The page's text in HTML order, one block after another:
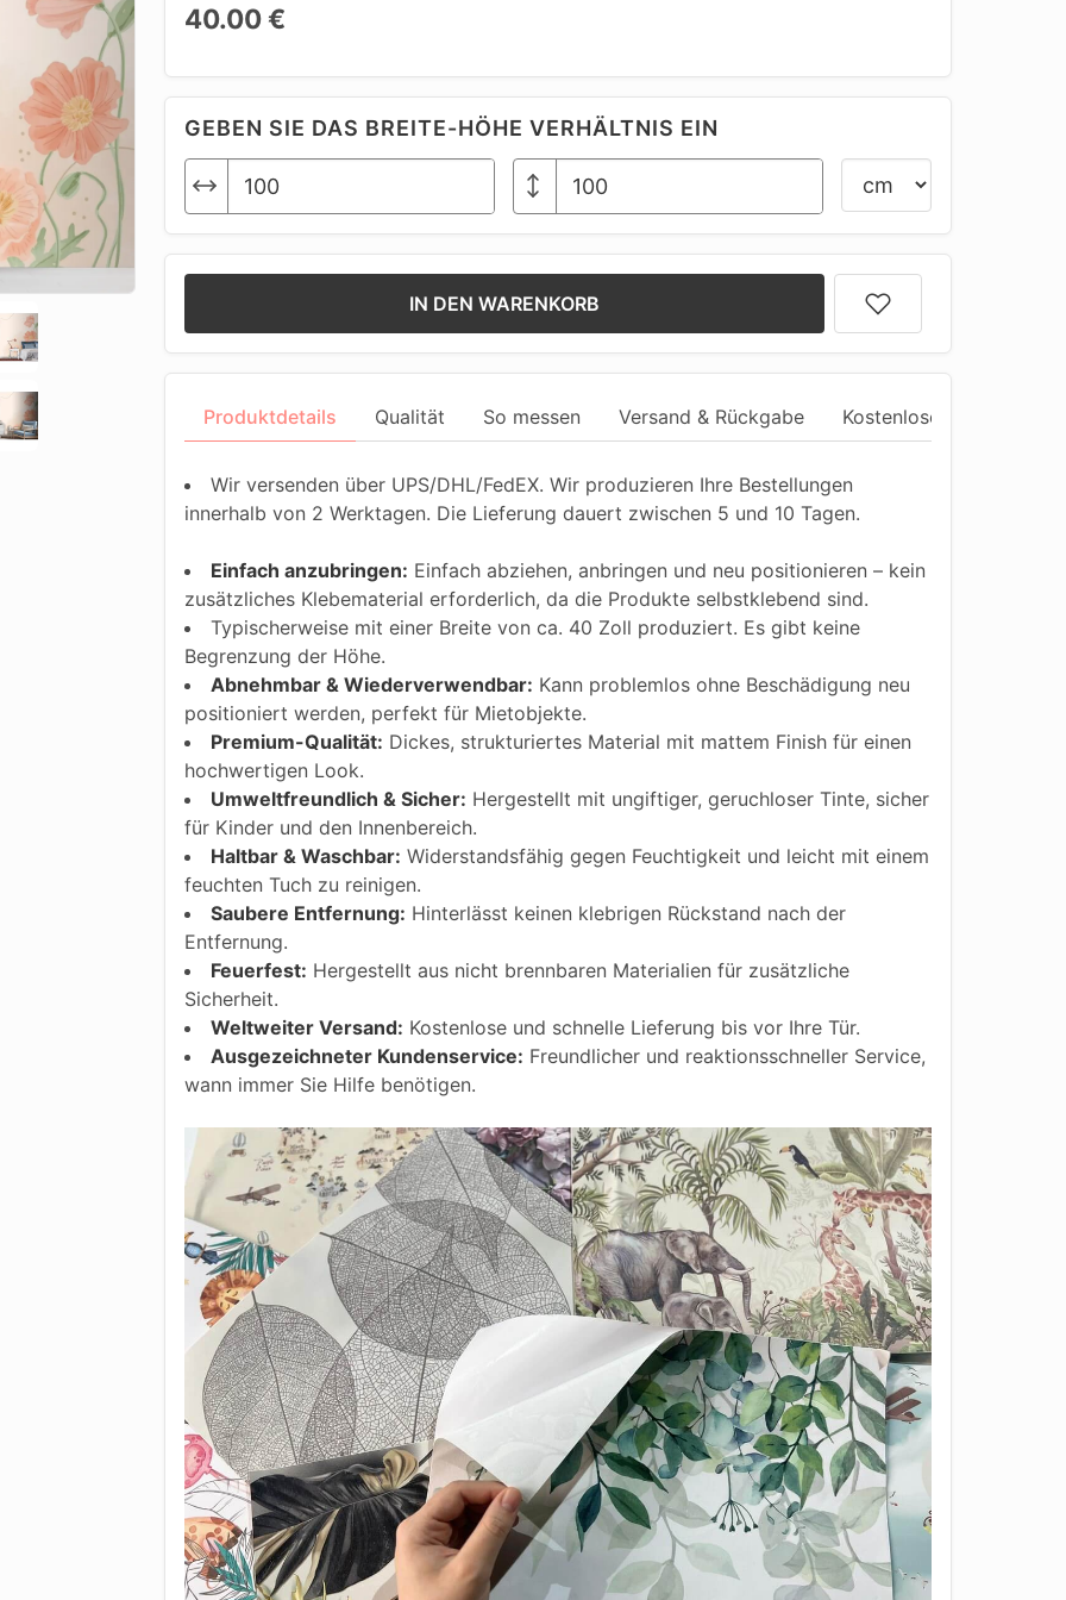
40.00 €
GEBEN SIE DAS BREITE-HÖHE VERHÄLTNIS EIN
IN DEN WARENKORB
Produktdetails Qualität So messen Versand & Rückgabe Kostenlose Anpassung
Wir versenden über UPS/DHL/FedEX. Wir produzieren Ihre Bestellungen
innerhalb von 2 Werktagen. Die Lieferung dauert zwischen 5 und 10 Tagen.
Einfach anzubringen: Einfach abziehen, anbringen und neu positionieren – kein
zusätzliches Klebematerial erforderlich, da die Produkte selbstklebend sind.
Typischerweise mit einer Breite von ca. 40 Zoll produziert. Es gibt keine
Begrenzung der Höhe.
Abnehmbar & Wiederverwendbar: Kann problemlos ohne Beschädigung neu
positioniert werden, perfekt für Mietobjekte.
Premium-Qualität: Dickes, strukturiertes Material mit mattem Finish für einen
hochwertigen Look.
Umweltfreundlich & Sicher: Hergestellt mit ungiftiger, geruchloser Tinte, sicher
für Kinder und den Innenbereich.
Haltbar & Waschbar: Widerstandsfähig gegen Feuchtigkeit und leicht mit einem
feuchten Tuch zu reinigen.
Saubere Entfernung: Hinterlässt keinen klebrigen Rückstand nach der
Entfernung.
Feuerfest: Hergestellt aus nicht brennbaren Materialien für zusätzliche
Sicherheit.
Weltweiter Versand: Kostenlose und schnelle Lieferung bis vor Ihre Tür.
Ausgezeichneter Kundenservice: Freundlicher und reaktionsschneller Service,
wann immer Sie Hilfe benötigen.